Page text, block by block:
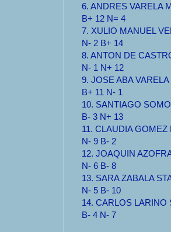
6. ANDRES VARELA
B+ 12 N= 4
7. XULIO MANUEL
N- 2 B+ 14
8. ANTON DE
N- 1 N+ 12
9. JOSE ABA VARELA
B+ 11 N- 1
10. SANTIAGO
B- 3 N+ 13
11. CLAUDIA GOMEZ
N- 9 B- 2
12. JOAQUIN
N- 6 B- 8
13. SARA ZABALA
N- 5 B- 10
14. CARLOS LARINO
B- 4 N- 7